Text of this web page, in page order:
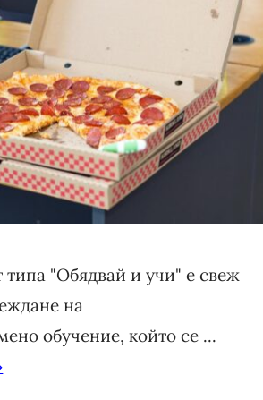
типа "Обядвай и учи" е свеж
на
обучение, който се ...